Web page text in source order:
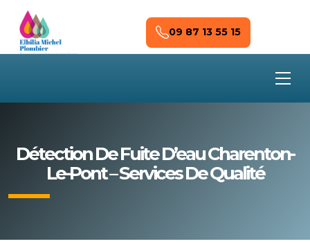
Skip to main content
09 87 13 55 15
Détection De Fuite D’eau Charenton-
Le-Pont – Services De Qualité